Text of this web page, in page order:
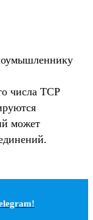
числа TCP
может